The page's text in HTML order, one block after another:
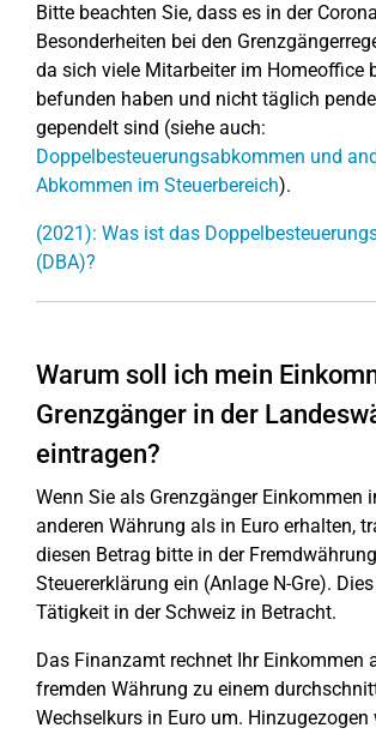
Bitte beachten Sie, dass es in der
Besonderheiten bei den
da sich viele Mitarbeiter im Homeoffice
befunden haben und nicht täglich
gependelt sind (siehe auch:
Doppelbesteuerungsabkommen und
Abkommen im Steuerbereich).
(2021): Was ist das
(DBA)?
Warum soll ich mein
Grenzgänger in der
eintragen?
Wenn Sie als Grenzgänger Einkommen
anderen Währung als in Euro erhalten,
diesen Betrag bitte in der
Steuererklärung ein (Anlage N-Gre).
Tätigkeit in der Schweiz in Betracht.
Das Finanzamt rechnet Ihr Einkommen
fremden Währung zu einem
Wechselkurs in Euro um. Hinzugezogen